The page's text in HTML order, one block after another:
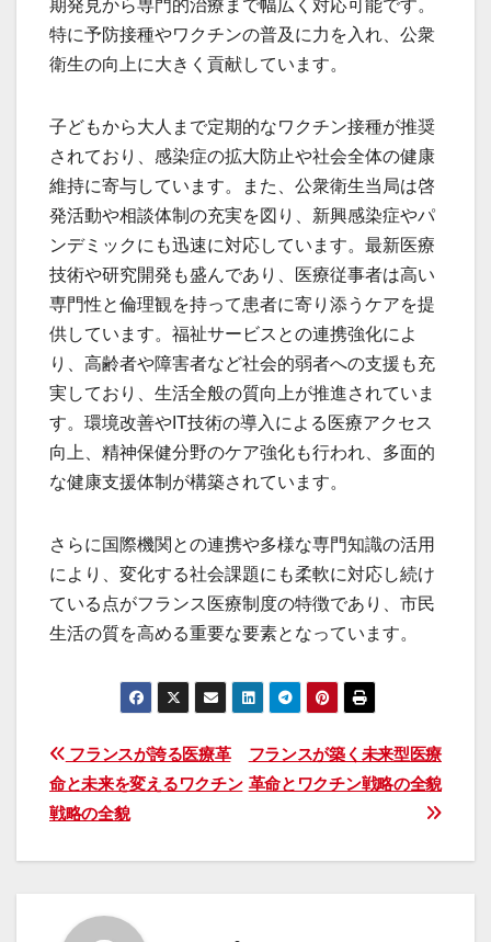
期発見から専門的治療まで幅広く対応可能です。
特に予防接種やワクチンの普及に力を入れ、公衆
衛生の向上に大きく貢献しています。
子どもから大人まで定期的なワクチン接種が推奨
されており、感染症の拡大防止や社会全体の健康
維持に寄与しています。また、公衆衛生当局は啓
発活動や相談体制の充実を図り、新興感染症やパ
ンデミックにも迅速に対応しています。最新医療
技術や研究開発も盛んであり、医療従事者は高い
専門性と倫理観を持って患者に寄り添うケアを提
供しています。福祉サービスとの連携強化によ
り、高齢者や障害者など社会的弱者への支援も充
実しており、生活全般の質向上が推進されていま
す。環境改善やIT技術の導入による医療アクセス
向上、精神保健分野のケア強化も行われ、多面的
な健康支援体制が構築されています。
さらに国際機関との連携や多様な専門知識の活用
により、変化する社会課題にも柔軟に対応し続け
ている点がフランス医療制度の特徴であり、市民
生活の質を高める重要な要素となっています。
投
稿
ナ
フランスが築く未来型医療
革命とワクチン戦略の全貌
フランスが誇る医療革
命と未来を変えるワクチン
戦略の全貌